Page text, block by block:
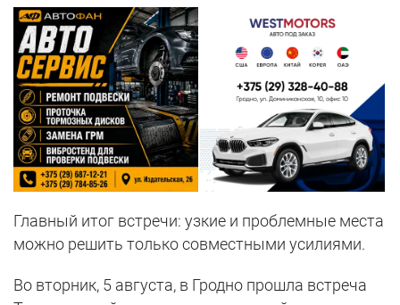
Главный итог встречи: узкие и проблемные места
можно решить только совместными усилиями.
Во вторник, 5 августа, в Гродно прошла встреча